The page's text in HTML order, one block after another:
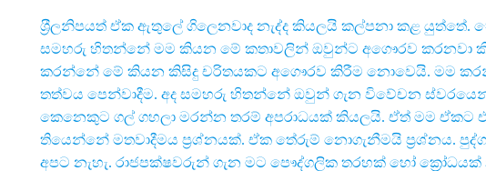
ශ‍්‍රීලනිපයත් ඒක ඇතුලේ ගිලෙනවාද නැද්ද කියලයි කල්පනා කළ යුත්තේ.
සමහරු හිතන්නේ මම කියන මේ කතාවලින් ඔවුන්ට අගෞරව කරනවා
කරන්නේ මේ කියන කිසිදු චරිතයකට අගෞරව කිරීම නොවෙයි. මම
තත්වය පෙන්වාදීම. අද සමහරු හිතන්නේ ඔවුන් ගැන විවේචන
කෙනෙකුට ගල් ගහලා මරන්න තරම් අපරාධයක් කියලයි. ඒත් මම ඒකට
තියෙන්නේ මතවාදීමය ප‍්‍රශ්නයක්. ඒක තේරුම් නොගැනීමයි ප‍්‍රශ්නය.
අපට නැහැ. රාජපක්ෂවරුන් ගැන මට පෞද්ගලික තරහක් හෝ ක්‍රෝධයක්